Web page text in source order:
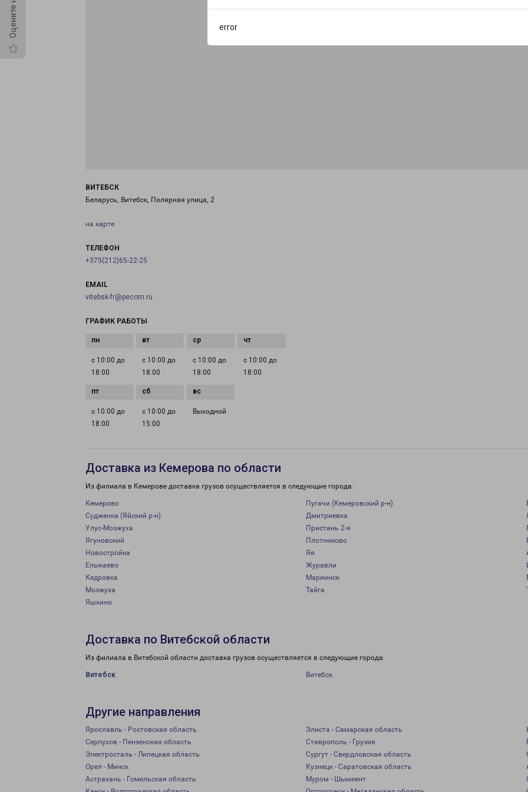
error
ВИТЕБСК
Беларусь, Витебск, Полярная улица, 2
на карте
ТЕЛЕФОН
+375(212)65-22-25
EMAIL
vitebsk-fr@pecom.ru
ГРАФИК РАБОТЫ
с 10:00 до
18:00
с 10:00 до
18:00
с 10:00 до
18:00
с 10:00 до
18:00
с 10:00 до
18:00
с 10:00 до
15:00
Выходной
Доставка из Кемерова по области
Из филиала в Кемерове доставка грузов осуществляется в следующие города:
Кемерово Пугачи (Кемеровский р-н)
Судженка (Яйский р-н)
Дмитриевка
Улус-Мозжуха
Пристань 2-я
Ягуновский
Плотниково
Новостройка
Яя
Елыкаево
Журавли
Кедровка
Мариинск
Мозжуха
Тайга
Яшкино
Доставка по Витебской области
Из филиала в Витебской области доставка грузов осуществляется в следующие города:
Витебск Витебск
Другие направления
Ярославль - Ростовская область Элиста - Самарская область
Серпухов - Пензенская область
Ставрополь - Грузия
Электросталь - Липецкая область
Сургут - Свердловская область
Орел - Минск
Кузнецк - Саратовская область
Астрахань - Гомельская область
Муром - Шымкент